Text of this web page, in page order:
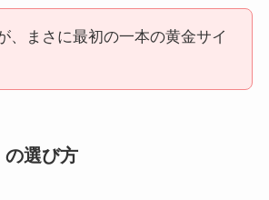
、まさに最初の一本の黄金サイ
の選び方